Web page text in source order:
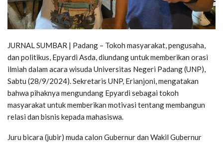
JURNAL SUMBAR | Padang – Tokoh masyarakat, pengusaha,
dan politikus, Epyardi Asda, diundang untuk memberikan orasi
ilmiah dalam acara wisuda Universitas Negeri Padang (UNP),
Sabtu (28/9/2024). Sekretaris UNP, Erianjoni, mengatakan
bahwa pihaknya mengundang Epyardi sebagai tokoh
masyarakat untuk memberikan motivasi tentang membangun
relasi dan bisnis kepada mahasiswa.
Juru bicara (jubir) muda calon Gubernur dan Wakil Gubernur